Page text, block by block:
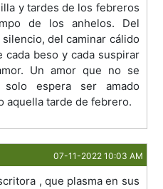
y tardes de los febreros
de los anhelos. Del
del caminar cálido
beso y cada suspirar
Un amor que no se
espera ser amado
aquella tarde de febrero.
07-11-2022 10:03 AM
, que plasma en sus